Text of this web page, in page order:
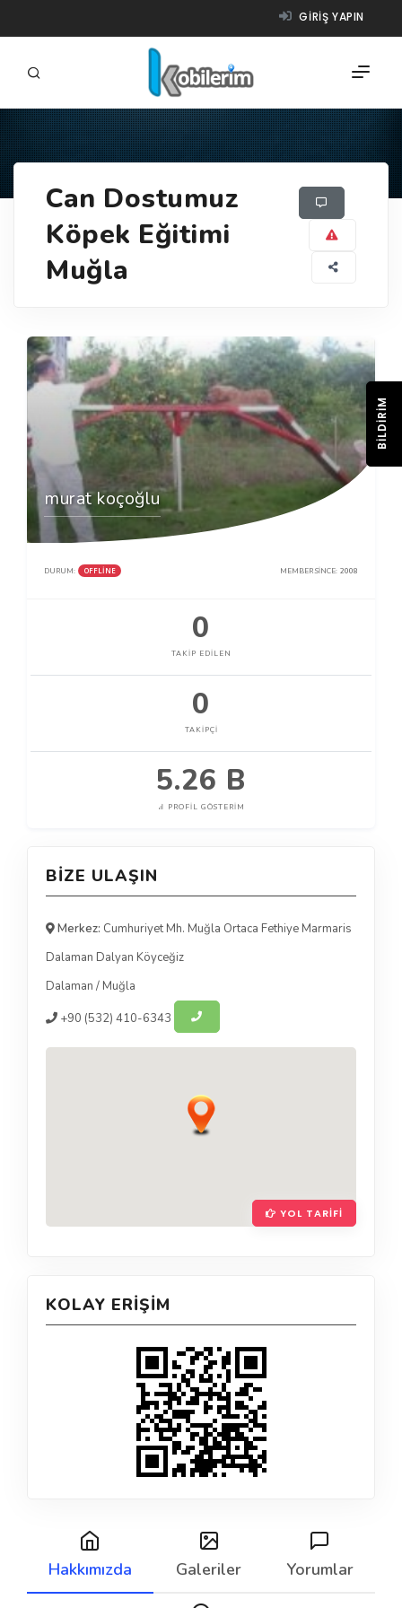
GIRIŞ YAPIN
ÜRÜNLER
NASIL ÇALIŞIR?
YARDIM
Can Dostumuz
Köpek Eğitimi
Muğla
murat koçoğlu
DURUM: OFFLINE MEMBER SINCE: 2008
0
TAKIP EDILEN
0
TAKIPÇI
5.26 B
PROFIL GÖSTERIM
BIZE ULAŞIN
Merkez: Cumhuriyet Mh. Muğla Ortaca Fethiye Marmaris
Dalaman Dalyan Köyceğiz
Dalaman / Muğla
+90 (532) 410-6343
YOL TARIFI
KOLAY ERIŞIM
Hakkımızda Galeriler Yorumlar
BILDIRIM